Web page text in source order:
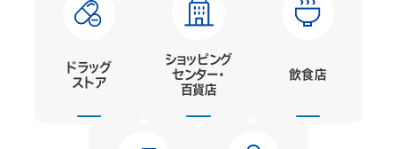
ドラッグ
ストア
ショッピング
センター・
百貨店
飲食店